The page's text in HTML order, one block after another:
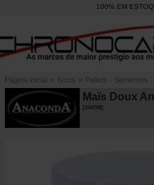
100% EM
Página inicial » Iscos » Pellets - Sementes
Maïs Doux
244758]